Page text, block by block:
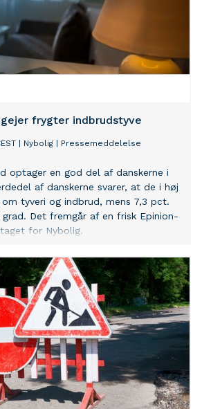
frygter indbrudstyve
Nybolig Pressemeddelelse
optager en god del af danskerne i
af danskerne svarer, at de i høj
tyveri og indbrud, mens 7,3 pct.
Det fremgår af en frisk Epinion-
for Nybolig.